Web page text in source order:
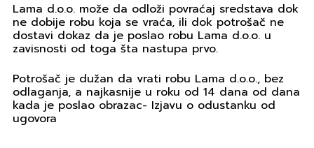
Lama d.o.o. može da odloži povraćaj sredstava dok
ne dobije robu koja se vraća, ili dok potrošač ne
dostavi dokaz da je poslao robu Lama d.o.o. u
zavisnosti od toga šta nastupa prvo.
Potrošač je dužan da vrati robu Lama d.o.o., bez
odlaganja, a najkasnije u roku od 14 dana od dana
kada je poslao obrazac- Izjavu o odustanku od
ugovora